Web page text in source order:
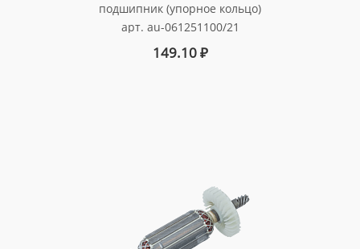
подшипник (упорное кольцо)
арт. au-061251100/21
149.10₽